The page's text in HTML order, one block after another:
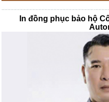
In đồng phục bảo hộ